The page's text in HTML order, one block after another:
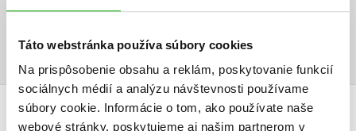
Táto webstránka používa súbory cookies
Na prispôsobenie obsahu a reklám, poskytovanie funkcií
sociálnych médií a analýzu návštevnosti používame
súbory cookie. Informácie o tom, ako používate naše
webové stránky, poskytujeme aj našim partnerom v
UŽIVATEĽSKÁ RECENZIA